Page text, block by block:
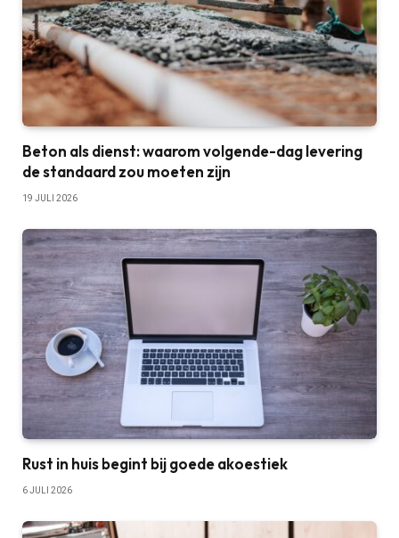
Beton als dienst: waarom volgende-dag levering
de standaard zou moeten zijn
19 JULI 2026
Rust in huis begint bij goede akoestiek
6 JULI 2026